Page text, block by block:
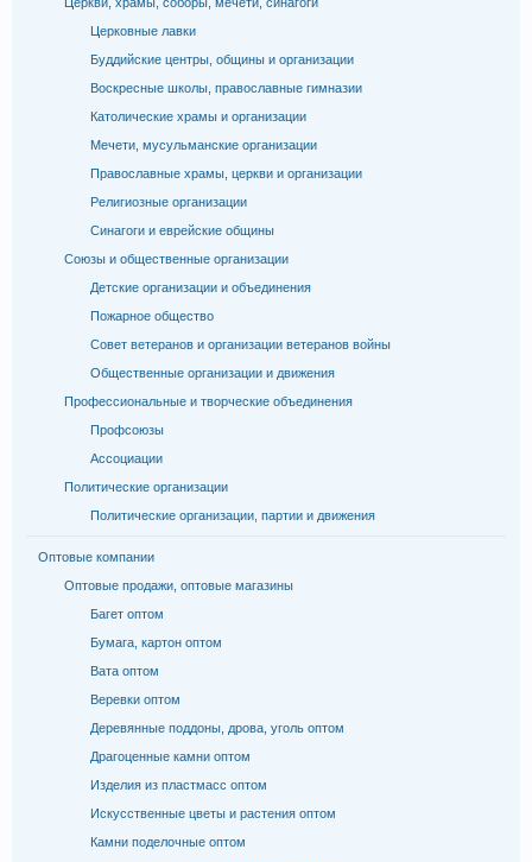
Церковные лавки
Буддийские центры, общины и организации
Воскресные школы, православные гимназии
Католические храмы и организации
Мечети, мусульманские организации
Православные храмы, церкви и организации
Религиозные организации
Синагоги и еврейские общины
Союзы и общественные организации
Детские организации и объединения
Пожарное общество
Совет ветеранов и организации ветеранов войны
Общественные организации и движения
Профессиональные и творческие объединения
Профсоюзы
Ассоциации
Политические организации
Политические организации, партии и движения
Оптовые компании
Оптовые продажи, оптовые магазины
Багет оптом
Бумага, картон оптом
Вата оптом
Веревки оптом
Деревянные поддоны, дрова, уголь оптом
Драгоценные камни оптом
Изделия из пластмасс оптом
Искусственные цветы и растения оптом
Камни поделочные оптом